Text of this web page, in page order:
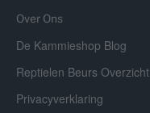
Over Ons
De Kammieshop Blog
Reptielen Beurs Overzicht
Privacyverklaring